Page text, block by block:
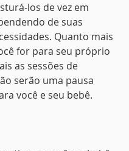
los de vez em
de suas
Quanto mais
for para seu próprio
as sessões de
serão uma pausa
você e seu bebê.